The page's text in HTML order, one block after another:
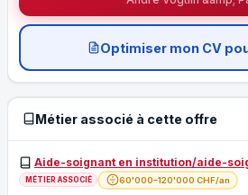
Optimiser mon CV
Métier associé à cette offre
Aide-soignant en institution/aide-
MÉTIER ASSOCIÉ 60'000–120'000 CHF/an